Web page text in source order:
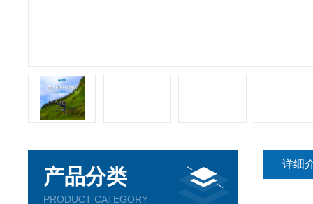
产品分类
PRODUCT CATEGORY
详细